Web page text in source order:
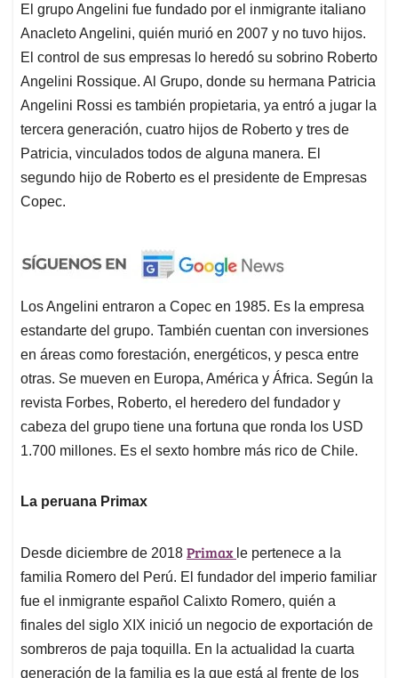
El grupo Angelini fue fundado por el inmigrante italiano
Anacleto Angelini, quién murió en 2007 y no tuvo hijos.
El control de sus empresas lo heredó su sobrino Roberto
Angelini Rossique. Al Grupo, donde su hermana Patricia
Angelini Rossi es también propietaria, ya entró a jugar la
tercera generación, cuatro hijos de Roberto y tres de
Patricia, vinculados todos de alguna manera. El
segundo hijo de Roberto es el presidente de Empresas
Copec.
Los Angelini entraron a Copec en 1985. Es la empresa
estandarte del grupo. También cuentan con inversiones
en áreas como forestación, energéticos, y pesca entre
otras. Se mueven en Europa, América y África. Según la
revista Forbes, Roberto, el heredero del fundador y
cabeza del grupo tiene una fortuna que ronda los USD
1.700 millones. Es el sexto hombre más rico de Chile.
La peruana Primax
Desde diciembre de 2018 Primax le pertenece a la
familia Romero del Perú. El fundador del imperio familiar
fue el inmigrante español Calixto Romero, quién a
finales del siglo XIX inició un negocio de exportación de
sombreros de paja toquilla. En la actualidad la cuarta
generación de la familia es la que está al frente de los